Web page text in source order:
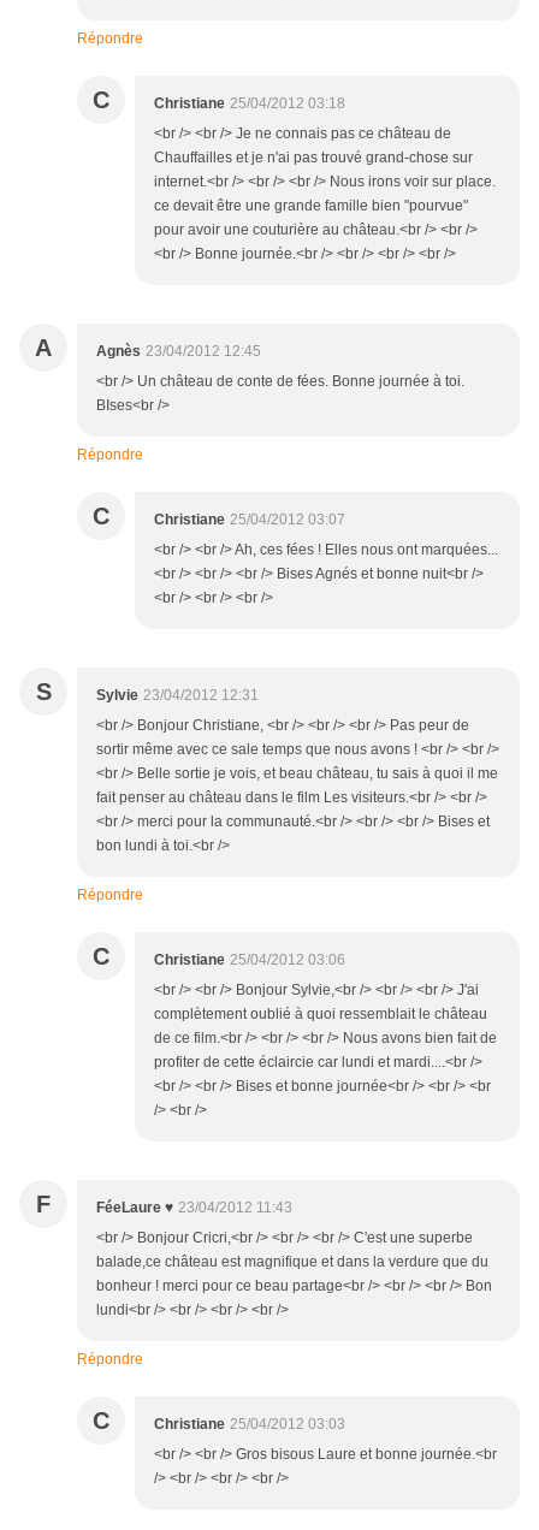
Répondre
C Christiane 25/04/2012 03:18
<br /> <br /> Je ne connais pas ce château de
Chauffailles et je n'ai pas trouvé grand-chose sur
internet.<br /> <br /> <br /> Nous irons voir sur place.
ce devait être une grande famille bien "pourvue"
pour avoir une couturière au château.<br /> <br />
<br /> Bonne journée.<br /> <br /> <br /> <br />
A Agnès 23/04/2012 12:45
<br /> Un château de conte de fées. Bonne journée à toi.
BIses<br />
Répondre
C Christiane 25/04/2012 03:07
<br /> <br /> Ah, ces fées ! Elles nous ont marquées...
<br /> <br /> <br /> Bises Agnés et bonne nuit<br />
<br /> <br /> <br />
S Sylvie 23/04/2012 12:31
<br /> Bonjour Christiane, <br /> <br /> <br /> Pas peur de
sortir même avec ce sale temps que nous avons ! <br /> <br />
<br /> Belle sortie je vois, et beau château, tu sais à quoi il me
fait penser au château dans le film Les visiteurs.<br /> <br />
<br /> merci pour la communauté.<br /> <br /> <br /> Bises et
bon lundi à toi.<br />
Répondre
C Christiane 25/04/2012 03:06
<br /> <br /> Bonjour Sylvie,<br /> <br /> <br /> J'ai
complètement oublié à quoi ressemblait le château
de ce film.<br /> <br /> <br /> Nous avons bien fait de
profiter de cette éclaircie car lundi et mardi....<br />
<br /> <br /> Bises et bonne journée<br /> <br /> <br
/> <br />
F FéeLaure ♥ 23/04/2012 11:43
<br /> Bonjour Cricri,<br /> <br /> <br /> C'est une superbe
balade,ce château est magnifique et dans la verdure que du
bonheur ! merci pour ce beau partage<br /> <br /> <br /> Bon
lundi<br /> <br /> <br /> <br />
Répondre
C Christiane 25/04/2012 03:03
<br /> <br /> Gros bisous Laure et bonne journée.<br
/> <br /> <br /> <br />